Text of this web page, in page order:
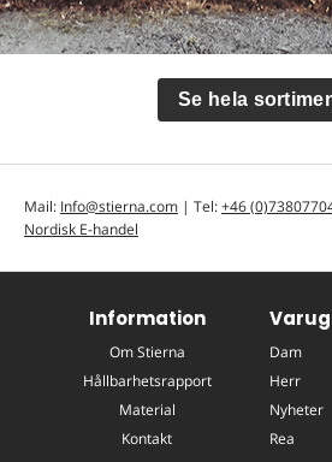
Se hela
Mail: Info@stierna.com | Tel:+46
Nordisk E-handel
Information
Om Stierna
Hållbarhetsrapport
Material
Kontakt
Dam
Herr
Nyheter
Rea